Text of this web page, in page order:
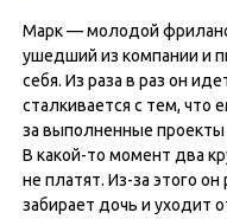
Марк — молодой
ушедший из компании и
себя. Из раза в раз он
сталкивается с тем, что
за выполненные
В какой-то момент два
не платят. Из-за этого
забирает дочь и уходит